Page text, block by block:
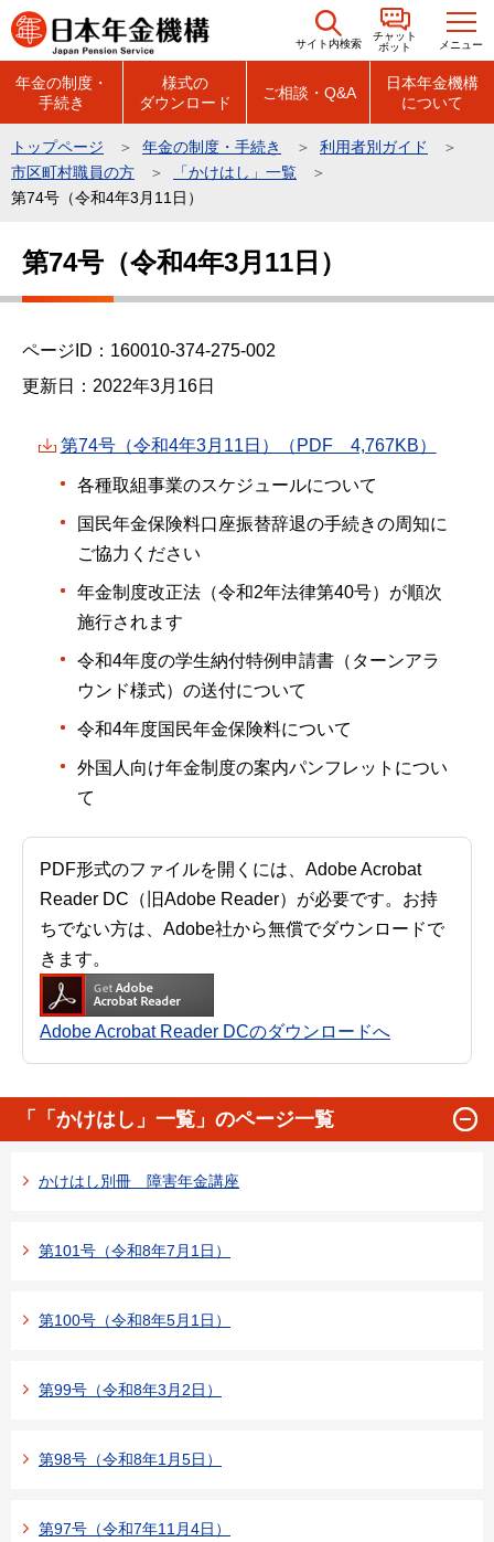
こ
の
の
先
サイト内検索
チャット
ボット
メニュー
年金の制度・
手続き
様式の
ダウンロード
ご相談・Q&A
日本年金機構
について
トップページ 年金の制度・手続き
利用者別ガイド
市区町村職員の方
「かけはし」一覧
第74号（令和4年3月11日）
こ
第74号（令和4年3月11日）
ページID：160010-374-275-002
更新日：2022年3月16日
第74号（令和4年3月11日）（PDF 4,767KB）
各種取組事業のスケジュールについて
国民年金保険料口座振替辞退の手続きの周知に
ご協力ください
年金制度改正法（令和2年法律第40号）が順次
施行されます
令和4年度の学生納付特例申請書（ターンアラ
ウンド様式）の送付について
令和4年度国民年金保険料について
外国人向け年金制度の案内パンフレットについ
て
PDF形式のファイルを開くには、Adobe Acrobat
Reader DC（旧Adobe Reader）が必要です。お持
ちでない方は、Adobe社から無償でダウンロードで
きます。
Adobe Acrobat Reader DCのダウンロードへ
「「かけはし」一覧」のページ一覧
かけはし別冊 障害年金講座
第101号（令和8年7月1日）
第100号（令和8年5月1日）
第99号（令和8年3月2日）
第98号（令和8年1月5日）
第97号（令和7年11月4日）